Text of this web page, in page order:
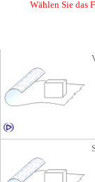
Wählen Sie das Format